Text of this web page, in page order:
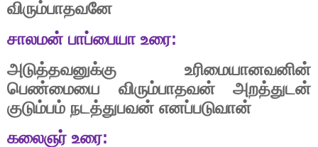
விரும்பாதவனே
சாலமன் பாப்பையா உரை:
அடுத்தவனுக்கு
உரிமையானவனின்
பெண்மையை
விரும்பாதவன்
அறத்துடன்
குடும்பம் நடத்துபவன் எனப்படுவான்
கலைஞர் உரை: